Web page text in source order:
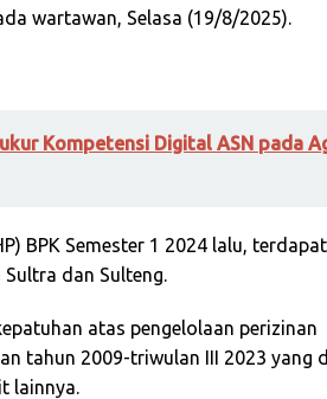
wartawan, Selasa (19/8/2025).
Kompetensi Digital ASN pada
BPK Semester 1 2024 lalu,
dan Sulteng.
atas pengelolaan perizinan
tahun 2009-triwulan III 2023 yang
lainnya.